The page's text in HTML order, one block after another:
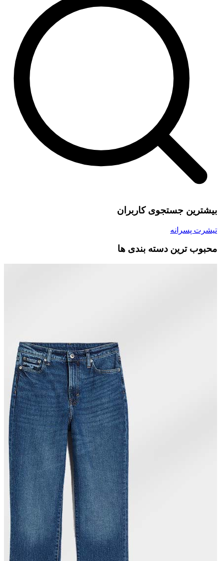
بیشترین جستجوی کاربران
تیشرت پسرانه
محبوب ترین دسته بندی ها